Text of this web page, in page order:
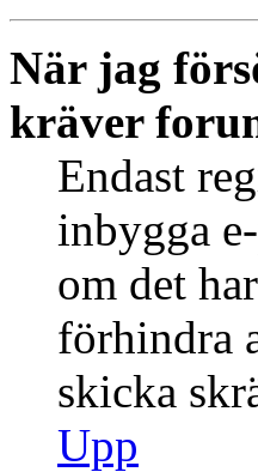
När jag
kräver
Endast
inbygga
om det
förhindra
skicka
Upp